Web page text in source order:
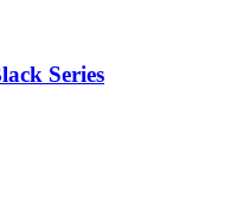
Series